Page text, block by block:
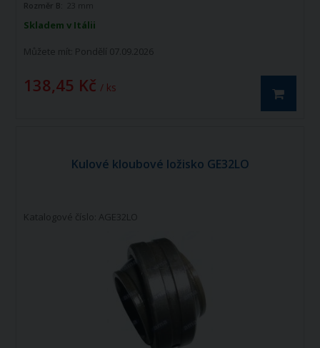
Skladem v Itálii
Můžete mít: Pondělí 07.09.2026
138,45 Kč / ks
Rozměr B:
23 mm
Kulové kloubové ložisko GE32LO
Katalogové číslo: AGE32LO